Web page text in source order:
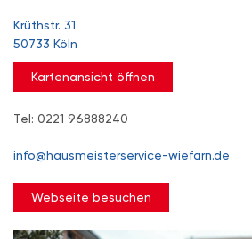
Krüthstr. 31
50733 Köln
Kartenansicht öffnen
Tel: 0221 96888240
info@hausmeisterservice-wiefarn.de
Webseite besuchen